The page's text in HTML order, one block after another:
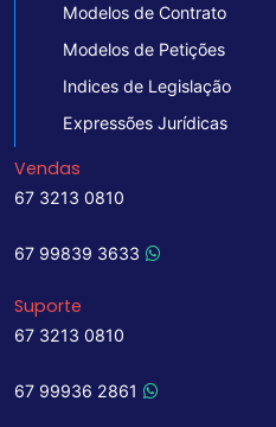
Modelos de Contrato
Modelos de Petições
Indices de Legislação
Expressões Jurídicas
Vendas
67 3213 0810
67 99839 3633
Suporte
67 3213 0810
67 99936 2861